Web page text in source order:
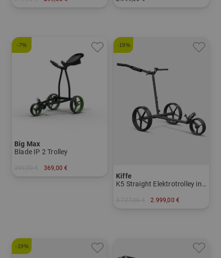
-7%
Big Max
Blade IP 2 Trolley
369,00 €
-19%
Kiffe
K5 Straight Elektrotrolley inkl. Schirmhalter
2.999,00 €
-19%